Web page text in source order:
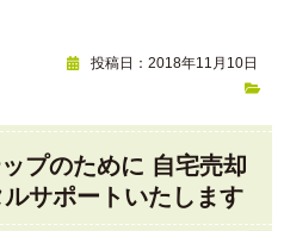
投稿日：2018年11月10日
プのために 自宅売却
サポートいたします